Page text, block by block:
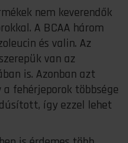
nem keverendők
A BCAA három
és valin. Az
van az
is. Azonban azt
fehérjeporok többsége
így ezzel lehet